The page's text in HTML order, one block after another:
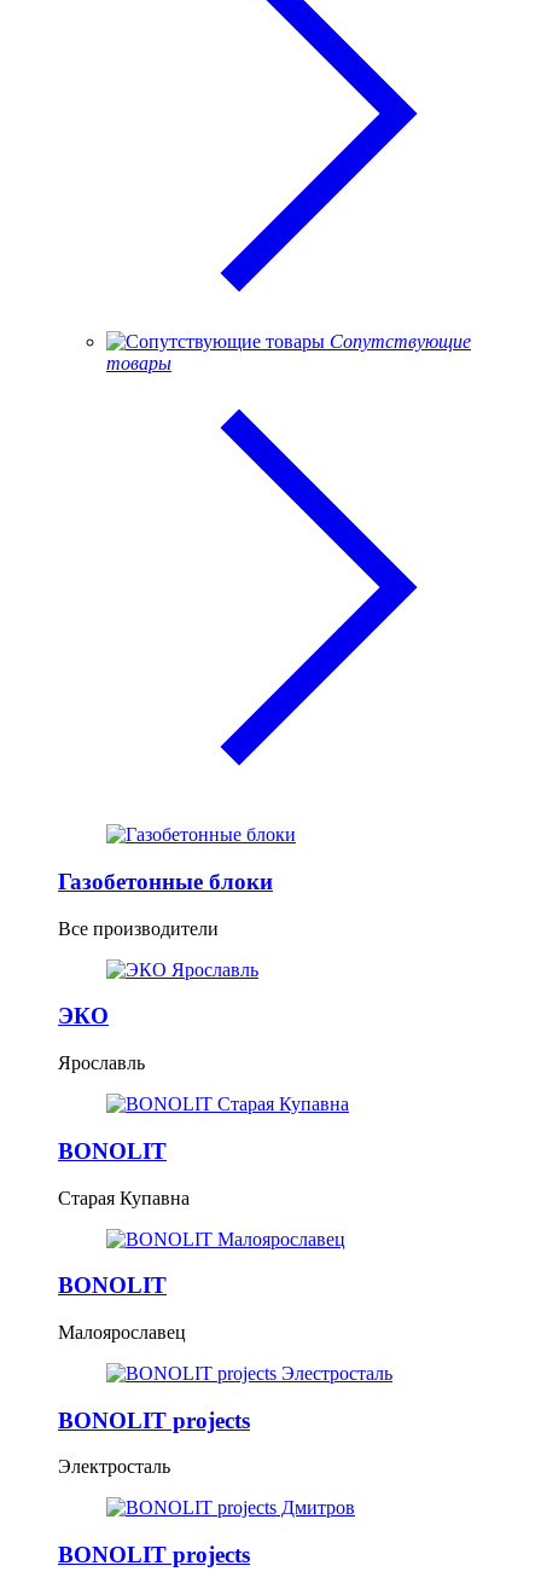
Сопутствующие
товары
Газобетонные блоки
Все производители
ЭКО
Ярославль
BONOLIT
Старая Купавна
BONOLIT
Малоярославец
BONOLIT projects
Электросталь
BONOLIT projects